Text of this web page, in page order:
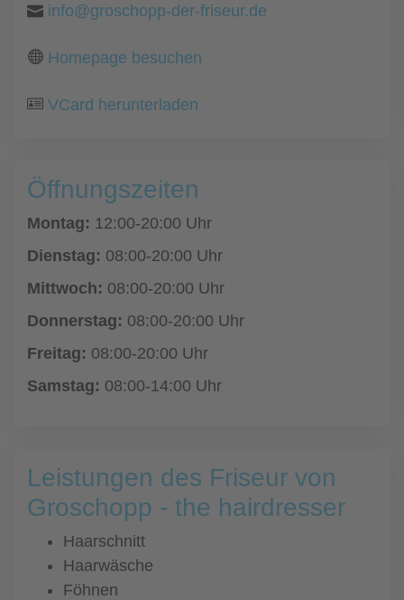
info@groschopp-der-friseur.de
Homepage besuchen
VCard herunterladen
Öffnungszeiten
Montag: 12:00-20:00 Uhr
Dienstag: 08:00-20:00 Uhr
Mittwoch: 08:00-20:00 Uhr
Donnerstag: 08:00-20:00 Uhr
Freitag: 08:00-20:00 Uhr
Samstag: 08:00-14:00 Uhr
Leistungen des Friseur von
Groschopp - the hairdresser
Haarschnitt
Haarwäsche
Föhnen